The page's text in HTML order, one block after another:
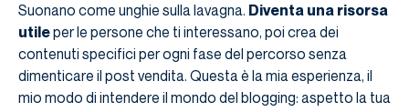
Suonano come unghie sulla lavagna. Diventa una risorsa
utileper le persone che ti interessano, poi crea dei
contenuti specifici per ogni fase del percorso senza
dimenticare il post vendita. Questa è la mia esperienza, il
mio modo di intendere il mondo del blogging: aspetto la tua